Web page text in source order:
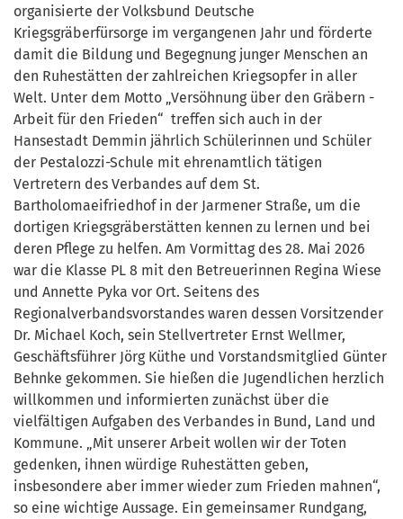
organisierte der Volksbund Deutsche
Kriegsgräberfürsorge im vergangenen Jahr und förderte
damit die Bildung und Begegnung junger Menschen an
den Ruhestätten der zahlreichen Kriegsopfer in aller
Welt. Unter dem Motto „Versöhnung über den Gräbern -
Arbeit für den Frieden“ treffen sich auch in der
Hansestadt Demmin jährlich Schülerinnen und Schüler
der Pestalozzi-Schule mit ehrenamtlich tätigen
Vertretern des Verbandes auf dem St.
Bartholomaeifriedhof in der Jarmener Straße, um die
dortigen Kriegsgräberstätten kennen zu lernen und bei
deren Pflege zu helfen. Am Vormittag des 28. Mai 2026
war die Klasse PL 8 mit den Betreuerinnen Regina Wiese
und Annette Pyka vor Ort. Seitens des
Regionalverbandsvorstandes waren dessen Vorsitzender
Dr. Michael Koch, sein Stellvertreter Ernst Wellmer,
Geschäftsführer Jörg Küthe und Vorstandsmitglied Günter
Behnke gekommen. Sie hießen die Jugendlichen herzlich
willkommen und informierten zunächst über die
vielfältigen Aufgaben des Verbandes in Bund, Land und
Kommune. „Mit unserer Arbeit wollen wir der Toten
gedenken, ihnen würdige Ruhestätten geben,
insbesondere aber immer wieder zum Frieden mahnen“,
so eine wichtige Aussage. Ein gemeinsamer Rundgang,